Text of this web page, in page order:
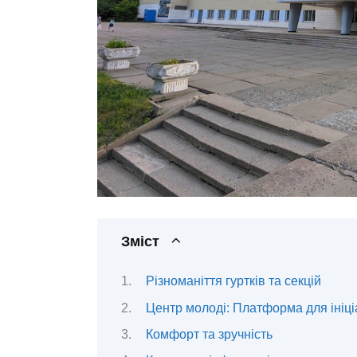
Зміст
Різноманіття гуртків та секцій
Центр молоді: Платформа для
Комфорт та зручність